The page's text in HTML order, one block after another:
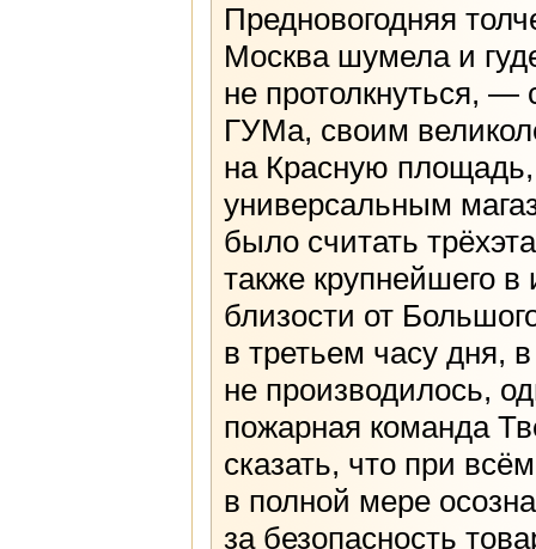
Предновогодняя
Москва шумела и
не протолкнуться, —
ГУМа, своим
на Красную
универсальным
было считать
также крупнейшего
близости от
в третьем часу дня,
не производилось,
пожарная команда
сказать, что при
в полной мере
за безопасность